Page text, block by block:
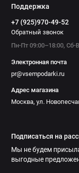
Поддержка
+7 (925)970-49-52
Обратный звонок
Пн-Пт 09:00–18:00, Сб-
Электронная почта
pr@vsempodarki.ru
Адрес магазина
Москва, ул.
Подписаться на
Мы не будем
выгодные